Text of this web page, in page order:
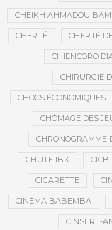
CHEIKH AHMADOU
CHERTÉ CHERTÉ
CHIENCORO
CHIRURGIE
CHOCS ÉCONOMIQUES
CHÔMAGE DES
CHRONOGRAMME
CHUTE IBK CICB
CIGARETTE
CINÉMA BABEMBA
CINSERE-